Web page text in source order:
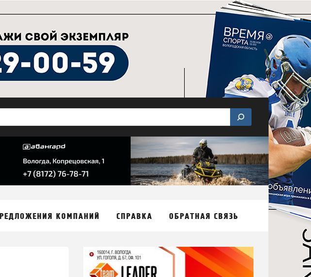
КОМПАНИЙ СПРАВКА ОБРАТНАЯ СВЯЗЬ